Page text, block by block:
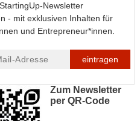
Newsletter
- mit exklusiven Inhalten für
und Entrepreneur*innen.
eintragen
Zum Newsletter
per QR-Code